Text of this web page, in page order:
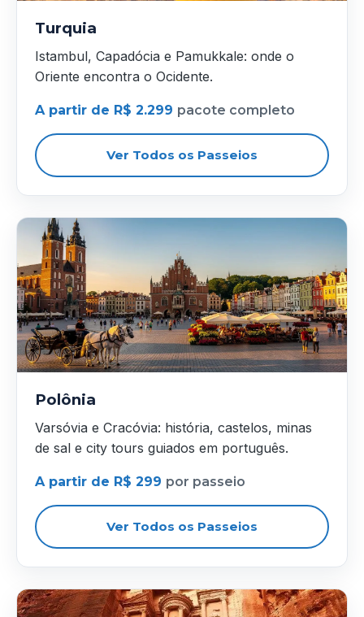
Turquia
Istambul, Capadócia e Pamukkale: onde o
Oriente encontra o Ocidente.
A partir de R$ 2.299 pacote completo
Ver Todos os Passeios
Polônia
Varsóvia e Cracóvia: história, castelos, minas
de sal e city tours guiados em português.
A partir de R$ 299 por passeio
Ver Todos os Passeios